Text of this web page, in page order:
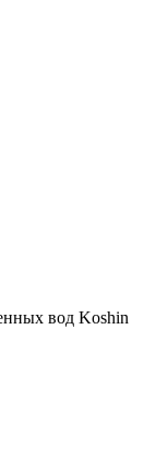
вод Koshin